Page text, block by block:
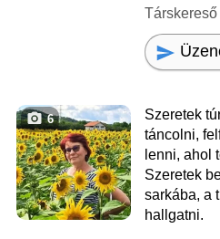
6
Szeretek
táncolni,
lenni, ahol
Szeretek
sarkába, a
hallgatni.